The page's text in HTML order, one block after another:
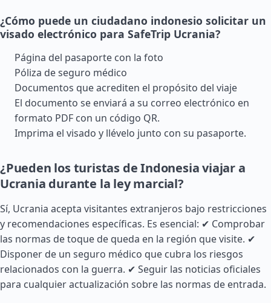
¿Cómo puede un ciudadano indonesio solicitar un
visado electrónico para SafeTrip Ucrania?
Página del pasaporte con la foto
Póliza de seguro médico
Documentos que acrediten el propósito del viaje
El documento se enviará a su correo electrónico en
formato PDF con un código QR.
Imprima el visado y llévelo junto con su pasaporte.
¿Pueden los turistas de Indonesia viajar a
Ucrania durante la ley marcial?
Sí, Ucrania acepta visitantes extranjeros bajo restricciones
y recomendaciones específicas. Es esencial: ✔ Comprobar
las normas de toque de queda en la región que visite. ✔
Disponer de un seguro médico que cubra los riesgos
relacionados con la guerra. ✔ Seguir las noticias oficiales
para cualquier actualización sobre las normas de entrada.